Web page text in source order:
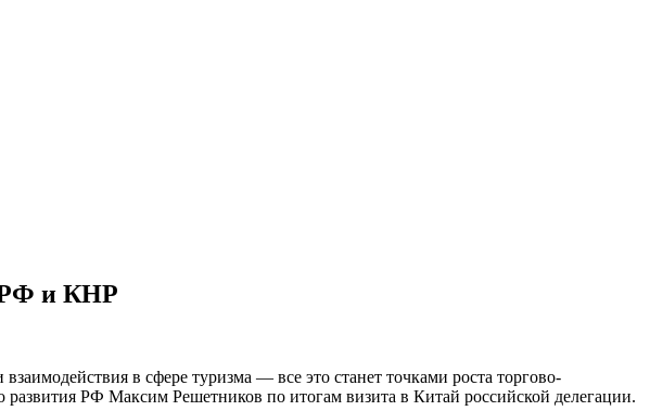
РФ и КНР
в сфере туризма — все это станет точками роста торгово-
РФ Максим Решетников по итогам визита в Китай российской делегации.